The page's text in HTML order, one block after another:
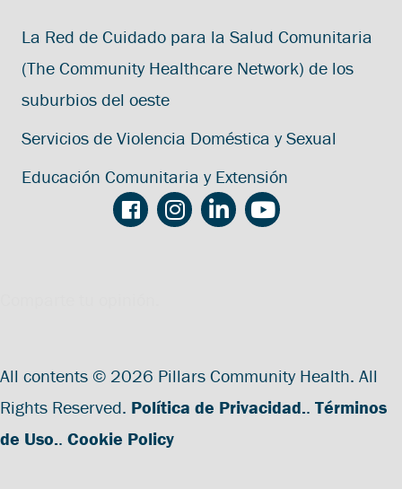
La Red de Cuidado para la Salud Comunitaria
(The Community Healthcare Network) de los
suburbios del oeste
Servicios de Violencia Doméstica y Sexual
Educación Comunitaria y Extensión
All contents © 2026 Pillars Community Health. All
Rights Reserved. Política de Privacidad.. Términos
de Uso.. Cookie Policy